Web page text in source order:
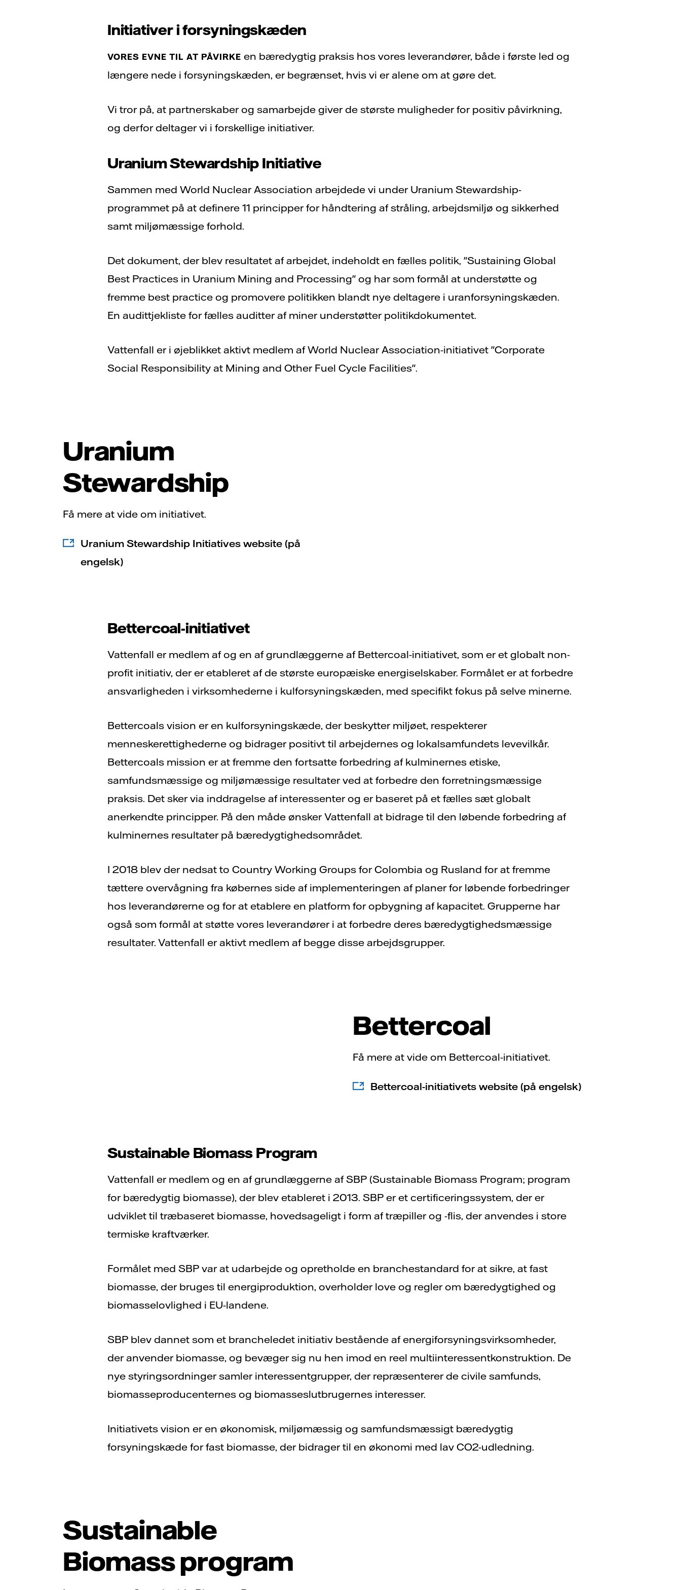
Initiativer i forsyningskæden
VORES EVNE TIL AT PÅVIRKE en bæredygtig praksis hos vores leverandører, både i første led og
længere nede i forsyningskæden, er begrænset, hvis vi er alene om at gøre det.
Vi tror på, at partnerskaber og samarbejde giver de største muligheder for positiv påvirkning,
og derfor deltager vi i forskellige initiativer.
Uranium Stewardship Initiative
Sammen med World Nuclear Association arbejdede vi under Uranium Stewardship-
programmet på at definere 11 principper for håndtering af stråling, arbejdsmiljø og sikkerhed
samt miljømæssige forhold.
Det dokument, der blev resultatet af arbejdet, indeholdt en fælles politik, "Sustaining Global
Best Practices in Uranium Mining and Processing" og har som formål at understøtte og
fremme best practice og promovere politikken blandt nye deltagere i uranforsyningskæden.
En audittjekliste for fælles auditter af miner understøtter politikdokumentet.
Vattenfall er i øjeblikket aktivt medlem af World Nuclear Association-initiativet "Corporate
Social Responsibility at Mining and Other Fuel Cycle Facilities".
Uranium
Stewardship
Få mere at vide om initiativet.
Uranium Stewardship Initiatives website (på
engelsk)
Bettercoal-initiativet
Vattenfall er medlem af og en af grundlæggerne af Bettercoal-initiativet, som er et globalt non-
profit initiativ, der er etableret af de største europæiske energiselskaber. Formålet er at forbedre
ansvarligheden i virksomhederne i kulforsyningskæden, med specifikt fokus på selve minerne.
Bettercoals vision er en kulforsyningskæde, der beskytter miljøet, respekterer
menneskerettighederne og bidrager positivt til arbejdernes og lokalsamfundets levevilkår.
Bettercoals mission er at fremme den fortsatte forbedring af kulminernes etiske,
samfundsmæssige og miljømæssige resultater ved at forbedre den forretningsmæssige
praksis. Det sker via inddragelse af interessenter og er baseret på et fælles sæt globalt
anerkendte principper. På den måde ønsker Vattenfall at bidrage til den løbende forbedring af
kulminernes resultater på bæredygtighedsområdet.
I 2018 blev der nedsat to Country Working Groups for Colombia og Rusland for at fremme
tættere overvågning fra købernes side af implementeringen af planer for løbende forbedringer
hos leverandørerne og for at etablere en platform for opbygning af kapacitet. Grupperne har
også som formål at støtte vores leverandører i at forbedre deres bæredygtighedsmæssige
resultater. Vattenfall er aktivt medlem af begge disse arbejdsgrupper.
Bettercoal
Få mere at vide om Bettercoal-initiativet.
Bettercoal-initiativets website (på engelsk)
Sustainable Biomass Program
Vattenfall er medlem og en af grundlæggerne af SBP (Sustainable Biomass Program; program
for bæredygtig biomasse), der blev etableret i 2013. SBP er et certificeringssystem, der er
udviklet til træbaseret biomasse, hovedsageligt i form af træpiller og -flis, der anvendes i store
termiske kraftværker.
Formålet med SBP var at udarbejde og opretholde en branchestandard for at sikre, at fast
biomasse, der bruges til energiproduktion, overholder love og regler om bæredygtighed og
biomasselovlighed i EU-landene.
SBP blev dannet som et brancheledet initiativ bestående af energiforsyningsvirksomheder,
der anvender biomasse, og bevæger sig nu hen imod en reel multiinteressentkonstruktion. De
nye styringsordninger samler interessentgrupper, der repræsenterer de civile samfunds,
biomasseproducenternes og biomasseslutbrugernes interesser.
Initiativets vision er en økonomisk, miljømæssig og samfundsmæssigt bæredygtig
forsyningskæde for fast biomasse, der bidrager til en økonomi med lav CO2-udledning.
Sustainable
Biomass program